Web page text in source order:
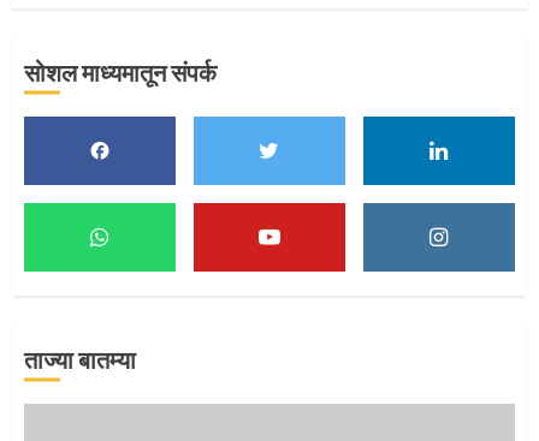
पुणेकरांकडून पालख्यांचे उत्साही स्वागत
मुख्यमंत्र्यांच्या हस्ते विठ्ठलाची महापूजा
सोशल माध्यमातून संपर्क
ताज्या बातम्या